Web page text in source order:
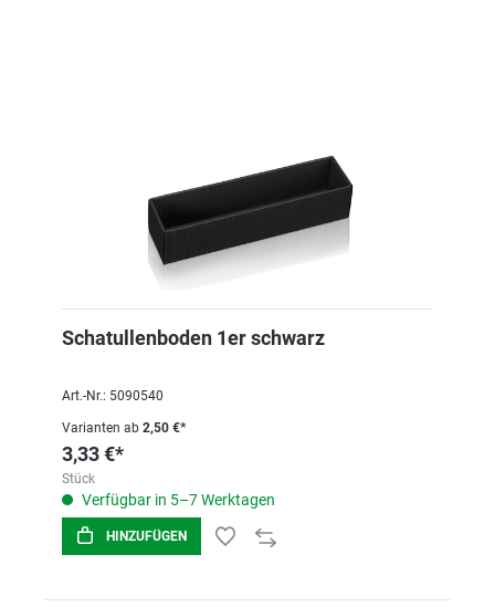
Schatullenboden 1er schwarz
Art.-Nr.: 5090540
Varianten ab 2,50 €*
3,33 €*
Stück
Verfügbar in 5–7 Werktagen
HINZUFÜGEN